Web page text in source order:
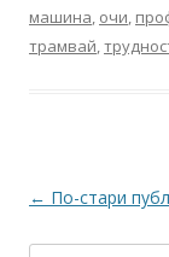
машина, очи,
трамвай,
Навигация
← По-стари